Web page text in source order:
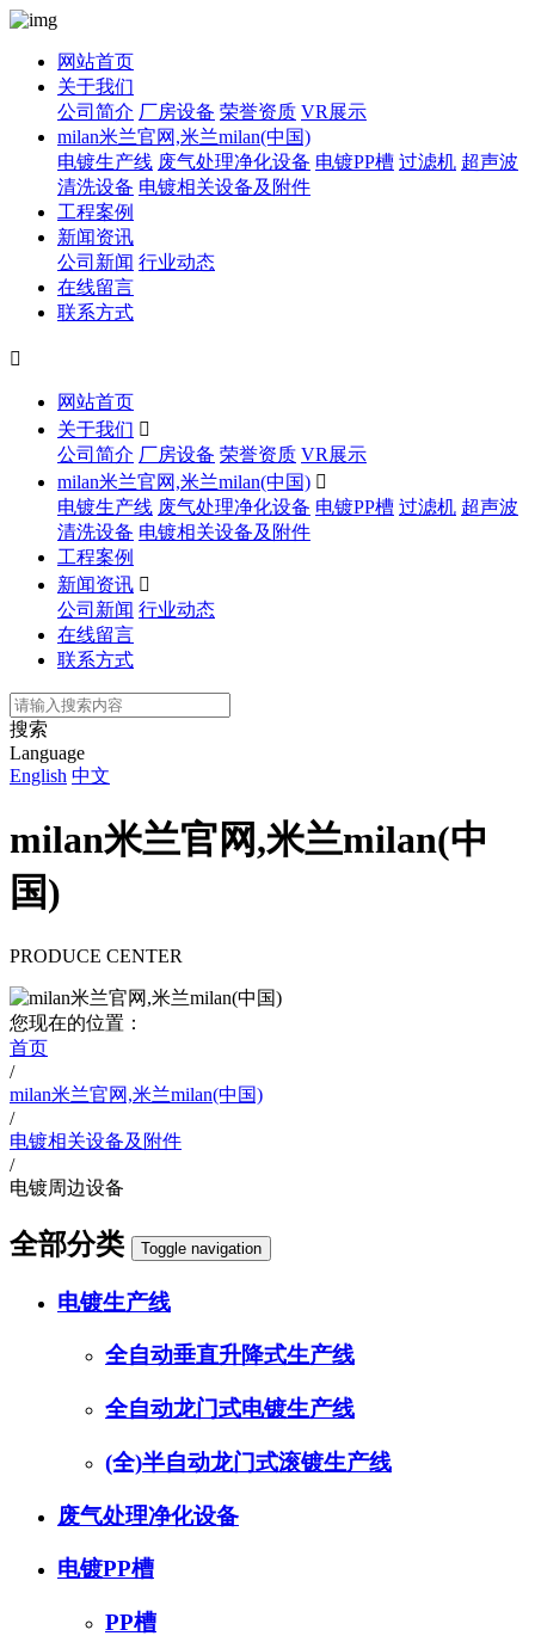
网站首页
关于我们
公司简介 厂房设备 荣誉资质 VR展示
milan米兰官网,米兰milan(中国)
电镀生产线 废气处理净化设备 电镀PP槽 过滤机 超声波
清洗设备 电镀相关设备及附件
工程案例
新闻资讯
公司新闻 行业动态
在线留言
联系方式

网站首页
关于我们 
公司简介 厂房设备 荣誉资质 VR展示
milan米兰官网,米兰milan(中国) 
电镀生产线 废气处理净化设备 电镀PP槽 过滤机 超声波
清洗设备 电镀相关设备及附件
工程案例
新闻资讯 
公司新闻 行业动态
在线留言
联系方式
搜索
Language
English 中文
milan米兰官网,米兰milan(中
国)
PRODUCE CENTER
您现在的位置：
首页
/
milan米兰官网,米兰milan(中国)
/
电镀相关设备及附件
/
电镀周边设备
全部分类 Toggle navigation
电镀生产线
全自动垂直升降式生产线
全自动龙门式电镀生产线
(全)半自动龙门式滚镀生产线
废气处理净化设备
电镀PP槽
PP槽